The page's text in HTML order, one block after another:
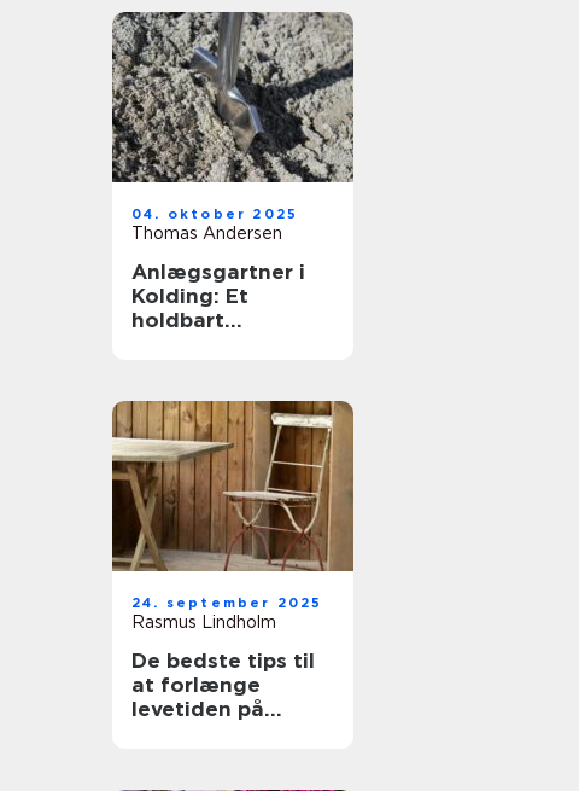
04. oktober 2025
Thomas Andersen
Anlægsgartner i
Kolding: Et
holdbart
24. september 2025
Rasmus Lindholm
De bedste tips til
at forlænge
levetiden på